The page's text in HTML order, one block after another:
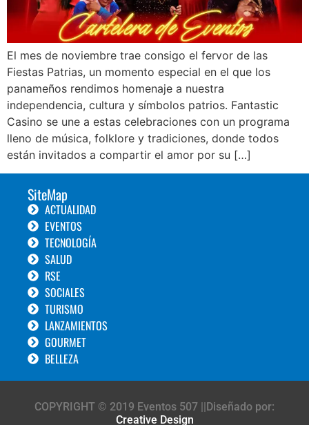
El mes de noviembre trae consigo el fervor de las
Fiestas Patrias, un momento especial en el que los
panameños rendimos homenaje a nuestra
independencia, cultura y símbolos patrios. Fantastic
Casino se une a estas celebraciones con un programa
lleno de música, folklore y tradiciones, donde todos
están invitados a compartir el amor por su […]
SiteMap
ACTUALIDAD
EVENTOS
TECNOLOGÍA
SALUD
RSE
SOCIALES
TURISMO
LANZAMIENTOS
GOURMET
BELLEZA
COPYRIGHT © 2019 Eventos 507 ||Diseñado por:
Creative Design